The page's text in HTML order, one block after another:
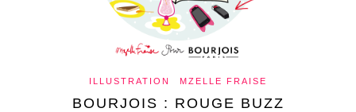
ILLUSTRATION MZELLE FRAISE
BOURJOIS : ROUGE BUZZ